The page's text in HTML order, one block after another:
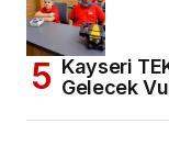
Kayseri
Gelecek